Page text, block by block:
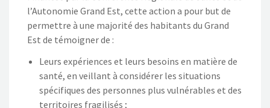
l’Autonomie Grand Est, cette action a pour but de
permettre à une majorité des habitants du Grand
Est de témoigner de :
Leurs expériences et leurs besoins en matière de
santé, en veillant à considérer les situations
spécifiques des personnes plus vulnérables et des
territoires fragilisés ;